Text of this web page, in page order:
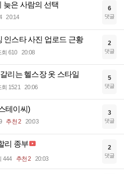
늦은 사람의 선택
20:14
6
댓글
인스타 사진 업로드 근황
회 610 20:08
2
댓글
리는 헬스장 옷 스타일
회 1521 20:06
5
댓글
테이씨)
추천 2 20:03
3
댓글
리 종부
444 추천 2 20:03
2
댓글